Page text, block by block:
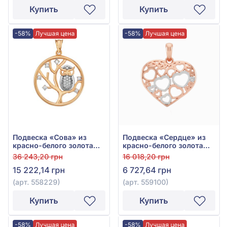
Купить Купить
-58% Лучшая цена
Подвеска «Сова» из
красно-белого золота
585° с фианитом, арт.
558229
36 243,20 грн
15 222,14 грн
(арт. 558229)
Купить
-58% Лучшая цена
Подвеска «Сердце» из
красно-белого золота
585°, арт. 559100
16 018,20 грн
6 727,64 грн
(арт. 559100)
Купить
-58% Лучшая цена -58% Лучшая цена